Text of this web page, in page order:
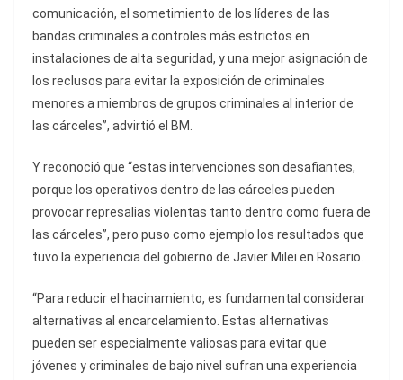
comunicación, el sometimiento de los líderes de las
bandas criminales a controles más estrictos en
instalaciones de alta seguridad, y una mejor asignación de
los reclusos para evitar la exposición de criminales
menores a miembros de grupos criminales al interior de
las cárceles”, advirtió el BM.
Y reconoció que “estas intervenciones son desafiantes,
porque los operativos dentro de las cárceles pueden
provocar represalias violentas tanto dentro como fuera de
las cárceles”, pero puso como ejemplo los resultados que
tuvo la experiencia del gobierno de Javier Milei en Rosario.
“Para reducir el hacinamiento, es fundamental considerar
alternativas al encarcelamiento. Estas alternativas
pueden ser especialmente valiosas para evitar que
jóvenes y criminales de bajo nivel sufran una experiencia